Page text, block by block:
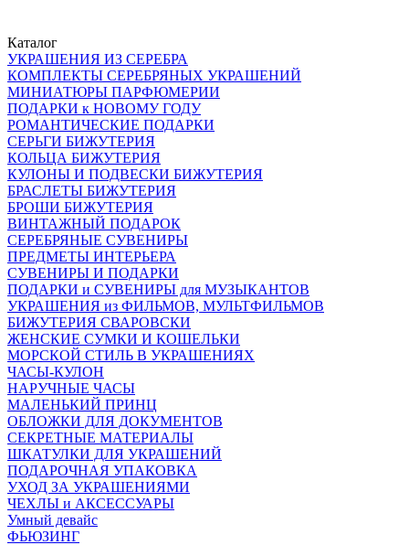
Каталог
УКРАШЕНИЯ ИЗ СЕРЕБРА
КОМПЛЕКТЫ СЕРЕБРЯНЫХ УКРАШЕНИЙ
МИНИАТЮРЫ ПАРФЮМЕРИИ
ПОДАРКИ к НОВОМУ ГОДУ
РОМАНТИЧЕСКИЕ ПОДАРКИ
СЕРЬГИ БИЖУТЕРИЯ
КОЛЬЦА БИЖУТЕРИЯ
КУЛОНЫ И ПОДВЕСКИ БИЖУТЕРИЯ
БРАСЛЕТЫ БИЖУТЕРИЯ
БРОШИ БИЖУТЕРИЯ
ВИНТАЖНЫЙ ПОДАРОК
СЕРЕБРЯНЫЕ СУВЕНИРЫ
ПРЕДМЕТЫ ИНТЕРЬЕРА
СУВЕНИРЫ И ПОДАРКИ
ПОДАРКИ и СУВЕНИРЫ для МУЗЫКАНТОВ
УКРАШЕНИЯ из ФИЛЬМОВ, МУЛЬТФИЛЬМОВ
БИЖУТЕРИЯ СВАРОВСКИ
ЖЕНСКИЕ СУМКИ И КОШЕЛЬКИ
МОРСКОЙ СТИЛЬ В УКРАШЕНИЯХ
ЧАСЫ-КУЛОН
НАРУЧНЫЕ ЧАСЫ
МАЛЕНЬКИЙ ПРИНЦ
ОБЛОЖКИ ДЛЯ ДОКУМЕНТОВ
СЕКРЕТНЫЕ МАТЕРИАЛЫ
ШКАТУЛКИ ДЛЯ УКРАШЕНИЙ
ПОДАРОЧНАЯ УПАКОВКА
УХОД ЗА УКРАШЕНИЯМИ
ЧEХЛЫ и АКСЕССУАРЫ
Умный девайс
ФЬЮЗИНГ